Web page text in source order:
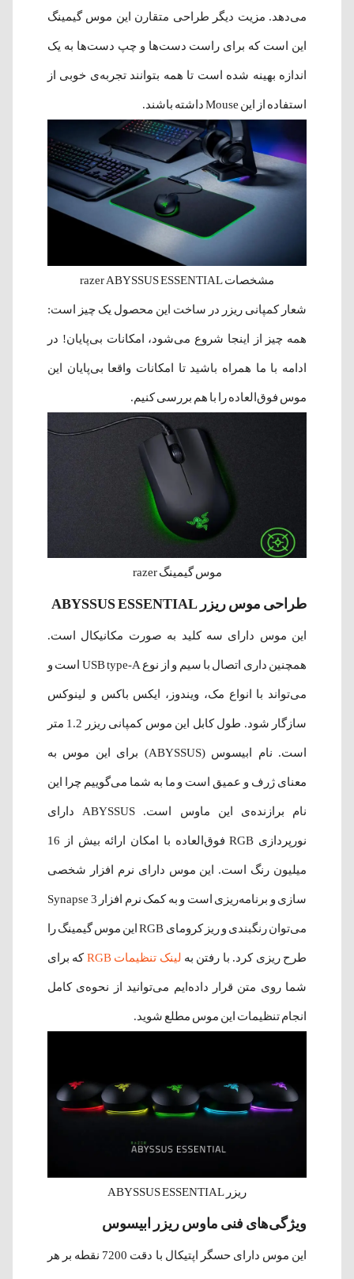
می‌دهد. مزیت دیگر طراحی متقارن این موس گیمینگ
این است که برای راست دست‌ها و چپ دست‌ها به یک
اندازه بهینه شده است تا همه بتوانند تجربه‌ی خوبی از
استفاده از این Mouse داشته باشند.
مشخصات razer ABYSSUS ESSENTIAL
شعار کمپانی ریزر در ساخت این محصول یک چیز است:
همه چیز از اینجا شروع می‌شود، امکانات بی‌پایان! در
ادامه با ما همراه باشید تا امکانات واقعا بی‌پایان این
موس فوق‌العاده را با هم بررسی کنیم.
موس گیمینگ razer
طراحی موس ریزر ABYSSUS ESSENTIAL
این موس دارای سه کلید به صورت مکانیکال است.
همچنین داری اتصال با سیم و از نوع USB type-A است و
می‌تواند با انواع مک، ویندوز، ایکس باکس و لینوکس
سازگار شود. طول کابل این موس کمپانی ریزر 1.2 متر
است. نام ابیسوس (ABYSSUS) برای این موس به
معنای ژرف و عمیق است و ما به شما می‌گوییم چرا این
نام برازنده‌ی این ماوس است. ABYSSUS دارای
نورپردازی RGB فوق‌العاده با امکان ارائه بیش از 16
میلیون رنگ است. این موس دارای نرم افزار شخصی
سازی و برنامه‌ریزی است و به کمک نرم افزار Synapse 3
می‌توان رنگبندی و ریز کرومای RGB این موس گیمینگ را
طرح ریزی کرد. با رفتن به لینک تنظیمات RGB که برای
شما روی متن قرار داده‌ایم می‌توانید از نحوه‌ی کامل
انجام تنظیمات این موس مطلع شوید.
ریزر ABYSSUS ESSENTIAL
ویژگی‌های فنی ماوس ریزر ابیسوس
این موس دارای حسگر اپتیکال با دقت 7200 نقطه بر هر